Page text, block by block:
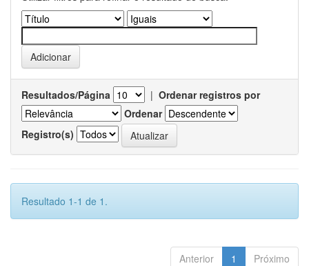
Resultados/Página | Ordenar registros por
Ordenar
Registro(s)
Resultado 1-1 de 1.
Anterior 1 Próximo